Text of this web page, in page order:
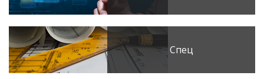
Спец